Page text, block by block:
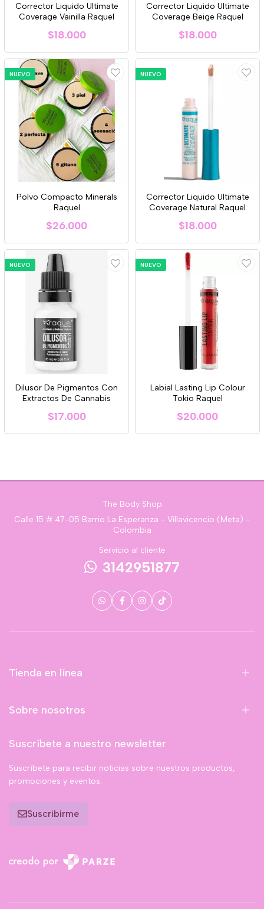
Corrector Liquido Ultimate
Coverage Vainilla Raquel
$18.000
Corrector Liquido Ultimate
Coverage Beige Raquel
$18.000
NUEVO
Polvo Compacto Minerals
Raquel
$26.000
NUEVO
Corrector Liquido Ultimate
Coverage Natural Raquel
$18.000
NUEVO
Dilusor De Pigmentos Con
Extractos De Cannabis
$17.000
NUEVO
Labial Lasting Lip Colour
Tokio Raquel
$20.000
The Body Shop
Calle 15 # 47-05 Barrio La Esperanza - Villavicencio (Meta) -
Colombia
Servicio al cliente
3142951877
Tienda en línea
Sobre nosotros
Suscríbete a nuestro newsletter
Suscríbete para recibir noticias sobre nuestros productos,
promociones y eventos.
Suscribirme